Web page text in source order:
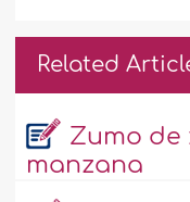
Related
Zumo de
manzana